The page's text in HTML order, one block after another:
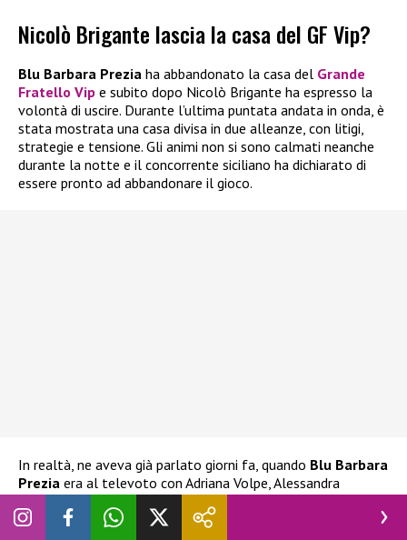
Nicolò Brigante lascia la casa del GF Vip?
Blu Barbara Prezia ha abbandonato la casa del Grande
Fratello Vip e subito dopo Nicolò Brigante ha espresso la
volontà di uscire. Durante l’ultima puntata andata in onda, è
stata mostrata una casa divisa in due alleanze, con litigi,
strategie e tensione. Gli animi non si sono calmati neanche
durante la notte e il concorrente siciliano ha dichiarato di
essere pronto ad abbandonare il gioco.
In realtà, ne aveva già parlato giorni fa, quando Blu Barbara
Prezia era al televoto con Adriana Volpe, Alessandra
Mussolini e Lucia Ilarido. L’ex tronista aveva già espresso
l’intenzione di ritirarsinel caso Blu fosse stata eliminata.